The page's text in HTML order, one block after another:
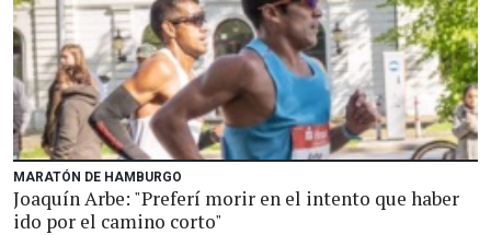
MARATÓN DE HAMBURGO
Joaquín Arbe: "Preferí morir en el intento que haber
ido por el camino corto"